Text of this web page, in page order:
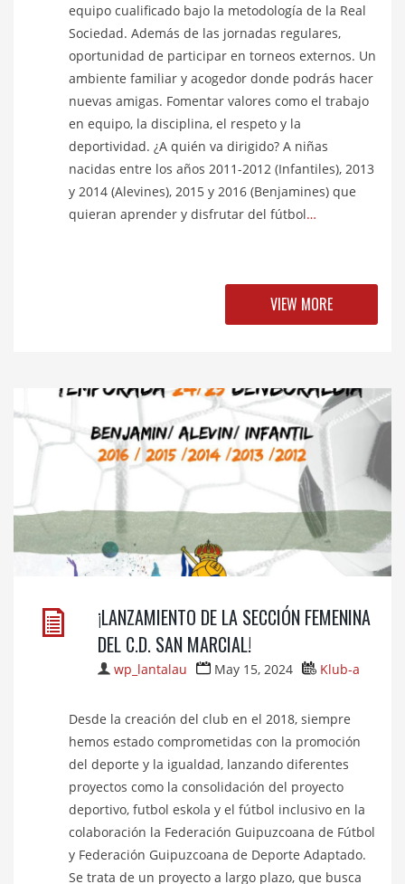
equipo cualificado bajo la metodología de la Real
Sociedad. Además de las jornadas regulares,
oportunidad de participar en torneos externos. Un
ambiente familiar y acogedor donde podrás hacer
nuevas amigas. Fomentar valores como el trabajo
en equipo, la disciplina, el respeto y la
deportividad. ¿A quién va dirigido? A niñas
nacidas entre los años 2011-2012 (Infantiles), 2013
y 2014 (Alevines), 2015 y 2016 (Benjamines) que
quieran aprender y disfrutar del fútbol…
VIEW MORE
¡LANZAMIENTO DE LA SECCIÓN FEMENINA
DEL C.D. SAN MARCIAL!
wp_lantalau May 15, 2024 Klub-a
Desde la creación del club en el 2018, siempre
hemos estado comprometidas con la promoción
del deporte y la igualdad, lanzando diferentes
proyectos como la consolidación del proyecto
deportivo, futbol eskola y el fútbol inclusivo en la
colaboración la Federación Guipuzcoana de Fútbol
y Federación Guipuzcoana de Deporte Adaptado.
Se trata de un proyecto a largo plazo, que busca